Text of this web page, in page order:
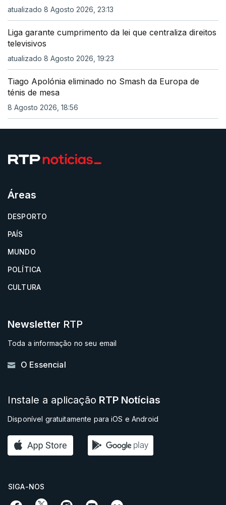
atualizado 8 Agosto 2026, 23:13
Liga garante cumprimento da lei que centraliza direitos
televisivos
atualizado 8 Agosto 2026, 19:23
Tiago Apolónia eliminado no Smash da Europa de
ténis de mesa
8 Agosto 2026, 18:56
Áreas
DESPORTO
PAÍS
MUNDO
POLÍTICA
CULTURA
Newsletter RTP
Toda a informação no seu email
O Essencial
Instale a aplicação RTP Notícias
Disponível gratuitamente para iOS e Android
SIGA-NOS